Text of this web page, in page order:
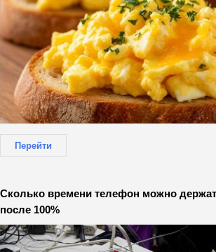
Перейти
Сколько времени телефон можно
после 100%